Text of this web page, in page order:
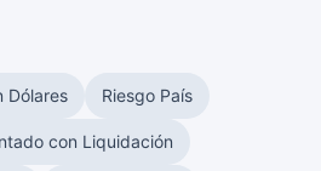
Dólares Riesgo País
con Liquidación